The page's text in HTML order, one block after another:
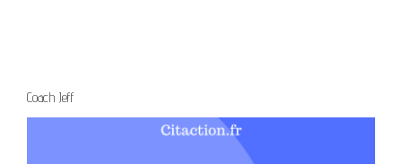
Coach Jeff